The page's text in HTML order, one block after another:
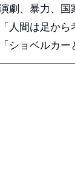
、暴力、国
間は足から
ョベルカー